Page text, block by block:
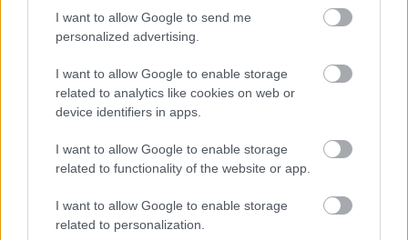
I want to allow Google to send me
personalized advertising.
I want to allow Google to enable storage
related to analytics like cookies on web or
device identifiers in apps.
I want to allow Google to enable storage
related to functionality of the website or app.
I want to allow Google to enable storage
related to personalization.
βρίσκεται στο ορεινό σύμπλεγμα του Τροόδους.
Η μονή είναι αφιερωμένη στην Παναγία και
φιλοξενεί μία από τις πιο γνωστές εικόνες της
Ορθοδοξίας, η οποία αποδίδεται στον Απόστολο
Λουκά. Αποτελεί σημαντικό προσκύνημα αλλά και
αξιοθέατο ιδιαίτερης αρχιτεκτονικής αξίας.
Λευκωσία και τα Ενετικά Τείχη